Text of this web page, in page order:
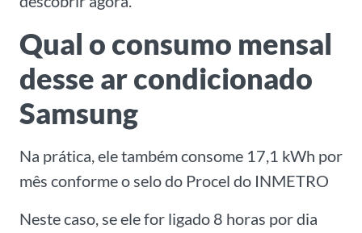
Qual o consumo mensal
desse ar condicionado
Samsung
Na prática, ele também consome 17,1 kWh por
mês conforme o selo do Procel do INMETRO
Neste caso, se ele for ligado 8 horas por dia